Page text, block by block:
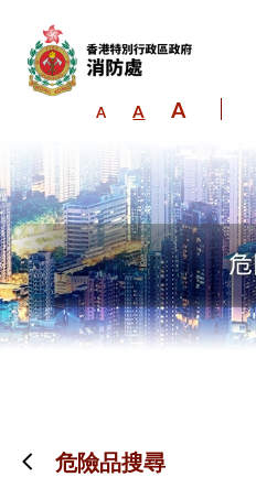
A A A
危險品搜尋